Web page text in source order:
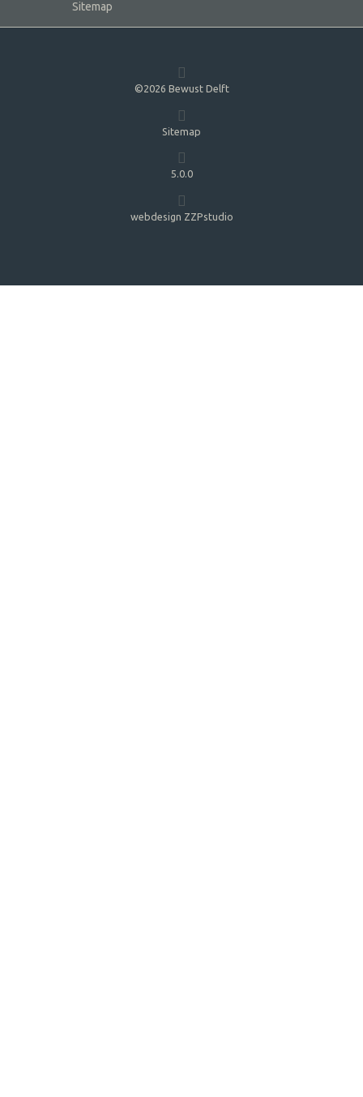
Sitemap
©2026 Bewust Delft
Sitemap
5.0.0
webdesign ZZPstudio